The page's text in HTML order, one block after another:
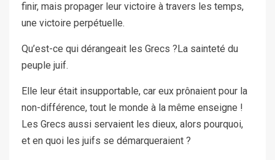
finir, mais propager leur victoire à travers les temps,
une victoire perpétuelle.
Qu’est-ce qui dérangeait les Grecs ?La sainteté du
peuple juif.
Elle leur était insupportable, car eux prônaient pour la
non-différence, tout le monde à la même enseigne !
Les Grecs aussi servaient les dieux, alors pourquoi,
et en quoi les juifs se démarqueraient ?